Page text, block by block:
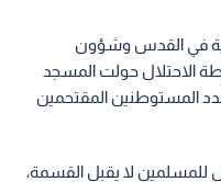
في القدس وشؤون
الاحتلال حولت المسجد
المستوطنين المقتحمين
لا يقبل القسمة،